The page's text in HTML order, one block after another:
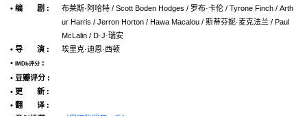
• 编 剧 :
布莱斯·阿哈特 / Scott Boden Hodges / 罗布·卡伦 / Tyrone Finch / Arth
ur Harris / Jerron Horton / Hawa Macalou / 斯蒂芬妮·麦克法兰 / Paul
McLalin / D·J·瑞安
• 导 演 :
埃里克·迪恩·西顿
•
IMDb评分 :
• 豆瓣评分 :
• 更 新 :
• 翻 译 :